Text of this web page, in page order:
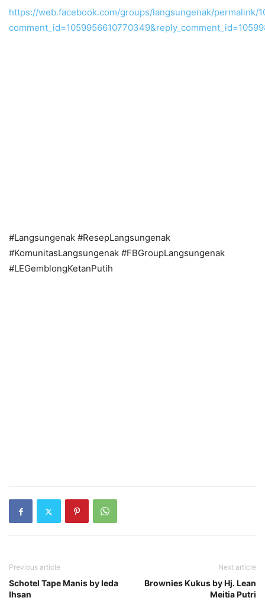
https://web.facebook.com/groups/langsungenak/permalink/
#Langsungenak #ResepLangsungenak
#KomunitasLangsungenak #FBGroupLangsungenak
#LEGemblongKetanPutih
Previous article
Schotel Tape Manis by Ieda
Ihsan
Next article
Brownies Kukus by Hj. Lean
Meitia Putri